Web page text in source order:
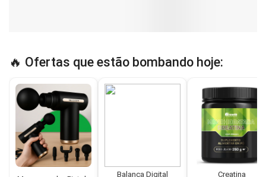
🔥 Ofertas que estão bombando hoje:
Balança Digital
Creatina